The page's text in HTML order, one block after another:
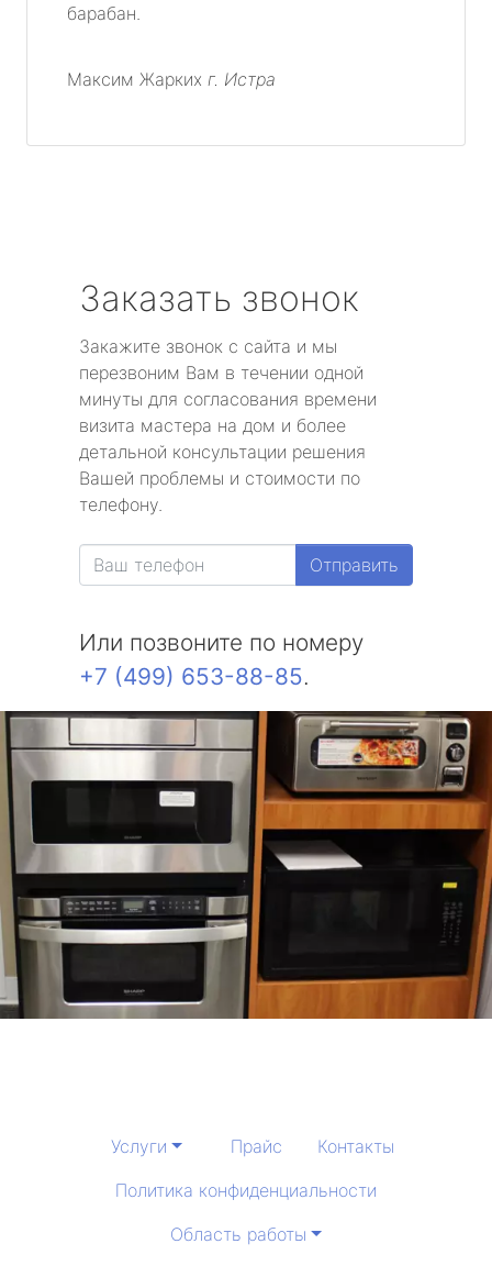
барабан.
Максим Жарких г. Истра
Заказать звонок
Закажите звонок с сайта и мы
перезвоним Вам в течении одной
минуты для согласования времени
визита мастера на дом и более
детальной консультации решения
Вашей проблемы и стоимости по
телефону.
Отправить
Или позвоните по номеру
+7 (499) 653-88-85.
Услуги Прайс
Контакты
Политика конфиденциальности
Область работы